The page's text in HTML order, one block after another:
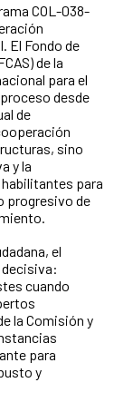
COL-038-
El Fondo de
de la
para el
desde
de
sino
y la
para
progresivo de
el
cuando
la Comisión y
para
y